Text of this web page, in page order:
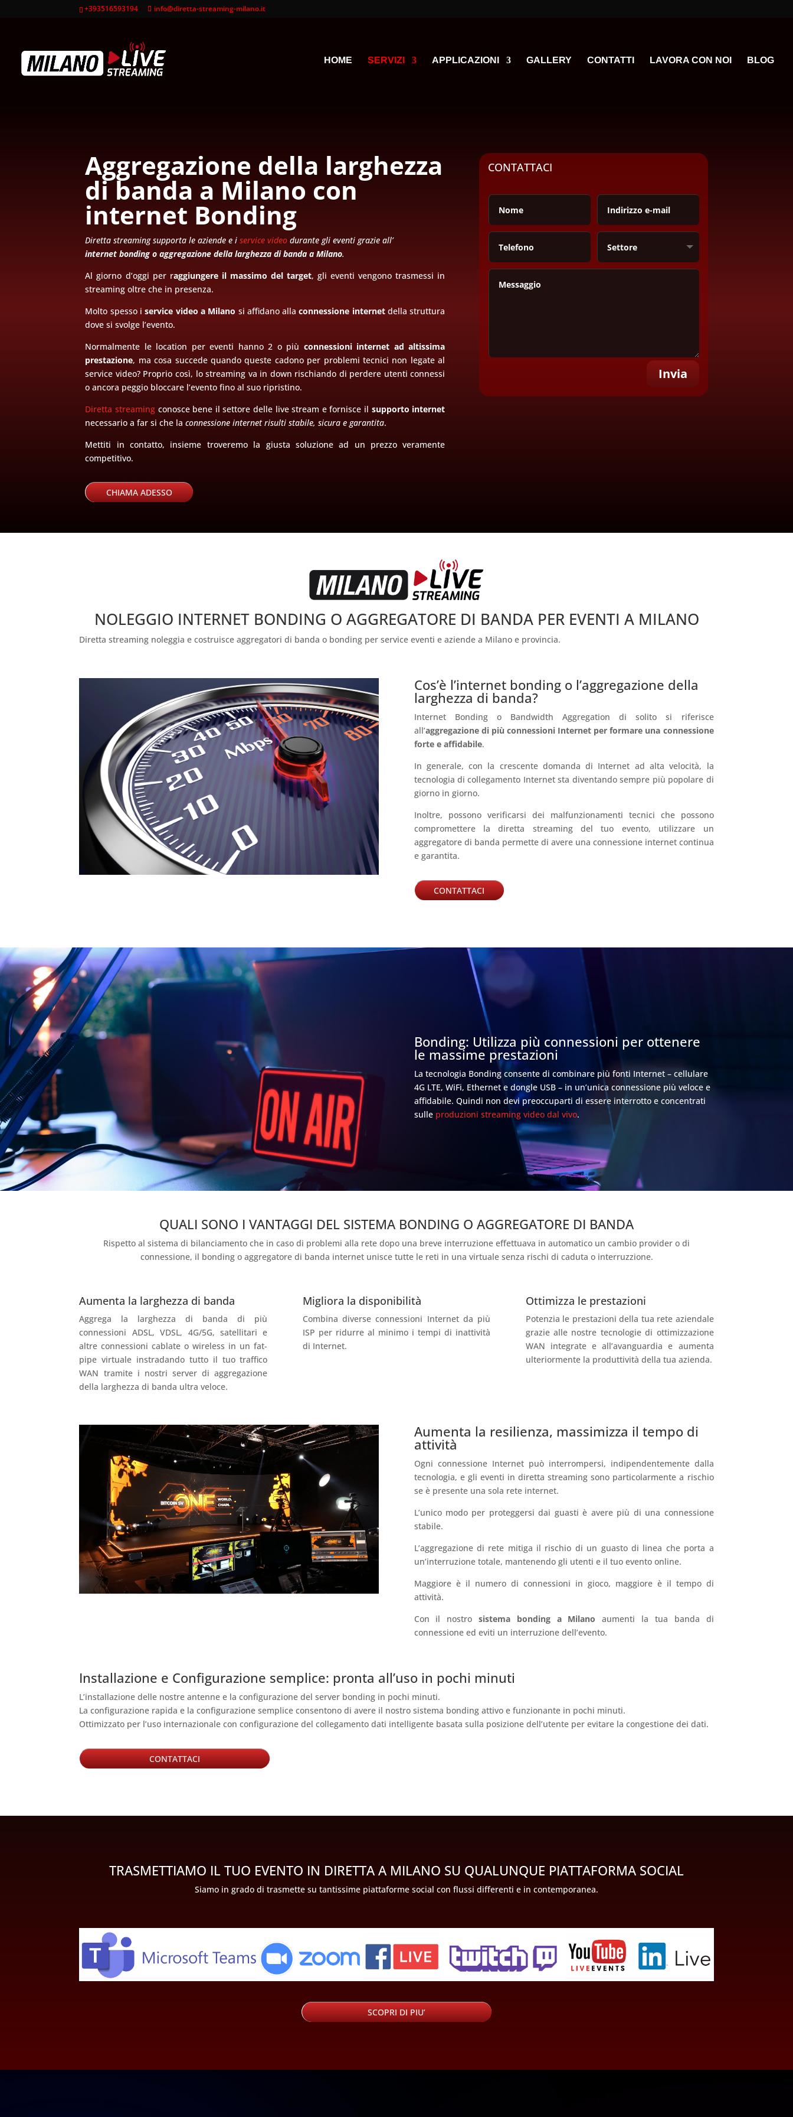
+393516593194 info@diretta-streaming-milano.it
HOME SERVIZI APPLICAZIONI GALLERY CONTATTI LAVORA CON NOI BLOG
Aggregazione della larghezza
di banda a Milano con
internet Bonding
Diretta streaming supporta le aziende e iservice video durante gli eventi grazie all’
internet bonding o aggregazione della larghezza di banda a Milano.
Al giorno d’oggi per raggiungere il massimo del target, gli eventi vengono trasmessi in
streaming oltre che in presenza.
Molto spesso iservice video a Milano si affidano allaconnessione internetdella struttura
dove si svolge l’evento.
Normalmente le location per eventi hanno 2 o più connessioni internet ad altissima
prestazione, ma cosa succede quando queste cadono per problemi tecnici non legate al
service video? Proprio così, lo streaming va in down rischiando di perdere utenti connessi
o ancora peggio bloccare l’evento fino al suo ripristino.
Diretta streaming conosce bene il settore delle live stream e fornisce il supporto internet
necessario a far si che laconnessione internet risulti stabile, sicura e garantita.
Mettiti in contatto, insieme troveremo la giusta soluzione ad un prezzo veramente
competitivo.
CHIAMA ADESSO
CONTATTACI
Invia
NOLEGGIO INTERNET BONDING O AGGREGATORE DI BANDA PER EVENTI A MILANO
Diretta streaming noleggia e costruisce aggregatori di banda o bonding per service eventi e aziende a Milano e provincia.
Cos’è l’internet bonding o l’aggregazione della
larghezza di banda?
Internet Bonding o Bandwidth Aggregation di solito si riferisce
all’aggregazione di più connessioni Internet per formare una connessione
forte e affidabile.
In generale, con la crescente domanda di Internet ad alta velocità, la
tecnologia di collegamento Internet sta diventando sempre più popolare di
giorno in giorno.
Inoltre, possono verificarsi dei malfunzionamenti tecnici che possono
compromettere la diretta streaming del tuo evento, utilizzare un
aggregatore di banda permette di avere una connessione internet continua
e garantita.
CONTATTACI
Bonding: Utilizza più connessioni per ottenere
le massime prestazioni
La tecnologia Bonding consente di combinare più fonti Internet – cellulare
4G LTE, WiFi, Ethernet e dongle USB – in un’unica connessione più veloce e
affidabile. Quindi non devi preoccuparti di essere interrotto e concentrati
sulle produzioni streaming video dal vivo.
QUALI SONO I VANTAGGI DEL SISTEMA BONDING O AGGREGATORE DI BANDA
Rispetto al sistema di bilanciamento che in caso di problemi alla rete dopo una breve interruzione effettuava in automatico un cambio provider o di
connessione, il bonding o aggregatore di banda internet unisce tutte le reti in una virtuale senza rischi di caduta o interruzzione.
Aumenta la larghezza di banda
Aggrega la larghezza di banda di più
connessioni ADSL, VDSL, 4G/5G, satellitari e
altre connessioni cablate o wireless in un fat-
pipe virtuale instradando tutto il tuo traffico
WAN tramite i nostri server di aggregazione
della larghezza di banda ultra veloce.
Migliora la disponibilità
Combina diverse connessioni Internet da più
ISP per ridurre al minimo i tempi di inattività
di Internet.
Ottimizza le prestazioni
Potenzia le prestazioni della tua rete aziendale
grazie alle nostre tecnologie di ottimizzazione
WAN integrate e all’avanguardia e aumenta
ulteriormente la produttività della tua azienda.
Aumenta la resilienza, massimizza il tempo di
attività
Ogni connessione Internet può interrompersi, indipendentemente dalla
tecnologia, e gli eventi in diretta streaming sono particolarmente a rischio
se è presente una sola rete internet.
L’unico modo per proteggersi dai guasti è avere più di una connessione
stabile.
L’aggregazione di rete mitiga il rischio di un guasto di linea che porta a
un’interruzione totale, mantenendo gli utenti e il tuo evento online.
Maggiore è il numero di connessioni in gioco, maggiore è il tempo di
attività.
Con il nostrosistema bonding a Milano aumenti la tua banda di
connessione ed eviti un interruzione dell’evento.
Installazione e Configurazione semplice: pronta all’uso in pochi minuti
L’installazione delle nostre antenne e la configurazione del server bonding in pochi minuti.
La configurazione rapida e la configurazione semplice consentono di avere il nostro sistema bonding attivo e funzionante in pochi minuti.
Ottimizzato per l’uso internazionale con configurazione del collegamento dati intelligente basata sulla posizione dell’utente per evitare la congestione dei dati.
CONTATTACI
TRASMETTIAMO IL TUO EVENTO IN DIRETTA A MILANO SU QUALUNQUE PIATTAFORMA SOCIAL
Siamo in grado di trasmette su tantissime piattaforme social con flussi differenti e in contemporanea.
SCOPRI DI PIU’